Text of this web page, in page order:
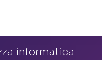
informatica